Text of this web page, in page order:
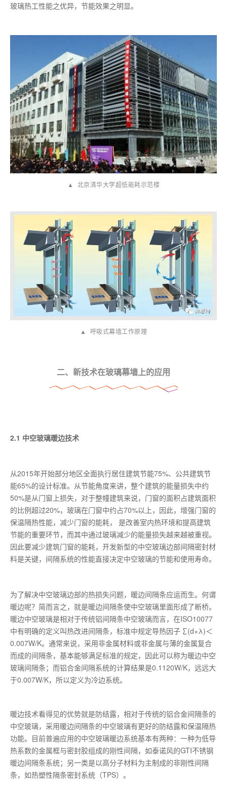
玻璃热工性能之优异，节能效果之明显。
▲ 北京清华大学超低能耗示范楼
▲ 呼吸式幕墙工作原理
二、新技术在玻璃幕墙上的应用
2.1 中空玻璃暖边技术
从2015年开始部分地区全面执行居住建筑节能75%、公共建筑节
能65%的设计标准。从节能角度来讲，整个建筑的能量损失中约
50%是从门窗上损失，对于整幢建筑来说，门窗的面积占建筑面积
的比例超过20%，玻璃在门窗中约占70%以上，因此，增强门窗的
保温隔热性能，减少门窗的能耗， 是改善室内热环境和提高建筑
节能的重要环节，而其中通过玻璃减少的能量损失越来越被重视。
因此要减少建筑门窗的能耗，开发新型的中空玻璃边部间隔密封材
料是关键，间隔系统的性能直接决定中空玻璃的节能和使用寿命。
为了解决中空玻璃边部的热损失问题，暖边间隔条应运而生。何谓
暖边呢？简而言之，就是暖边间隔条使中空玻璃里面形成了断桥。
暖边中空玻璃是相对于传统铝间隔条中空玻璃而言，在ISO10077
中有明确的定义叫热改进间隔条，标准中规定导热因子 ∑(d×λ)＜
0.007W/K。通常来说，采用非金属材料或非金属与薄的金属复合
而成的间隔条，基本能够满足标准的规定，因此可以称为暖边中空
玻璃间隔条；而铝合金间隔系统的计算结果是0.1120W/K，远远大
于0.007W/K，所以定义为冷边系统。
暖边技术看得见的优势就是防结露，相对于传统的铝合金间隔条的
中空玻璃，采用暖边间隔条的中空玻璃有更好的防结露和保温隔热
功能。目前普遍应用的中空玻璃暖边系统基本有两种：一种为低导
热系数的金属框与密封胶组成的刚性间隔，如泰诺风的GTI不锈钢
暖边间隔条系统；另一类是以高分子材料为主制成的非刚性间隔
条，如热塑性隔条密封系统（TPS）。